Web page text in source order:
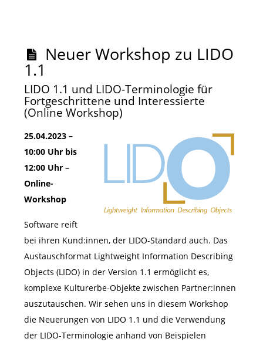
Neuer Workshop zu LIDO
1.1
LIDO 1.1 und LIDO-Terminologie für
Fortgeschrittene und Interessierte
(Online Workshop)
25.04.2023 –
10:00 Uhr bis
12:00 Uhr –
Online-
Workshop
Software reift
bei ihren Kund:innen, der LIDO-Standard auch. Das
Austauschformat Lightweight Information Describing
Objects (LIDO) in der Version 1.1 ermöglicht es,
komplexe Kulturerbe-Objekte zwischen Partner:innen
auszutauschen. Wir sehen uns in diesem Workshop
die Neuerungen von LIDO 1.1 und die Verwendung
der LIDO-Terminologie anhand von Beispielen